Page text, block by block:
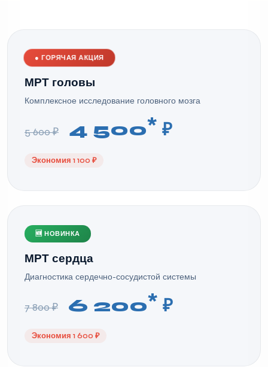
● ГОРЯЧАЯ АКЦИЯ
МРТ головы
Комплексное исследование головного мозга
5 600 ₽ 4 500* ₽
Экономия 1 100 ₽
🆕 НОВИНКА
МРТ сердца
Диагностика сердечно-сосудистой системы
7 800 ₽ 6 200* ₽
Экономия 1 600 ₽